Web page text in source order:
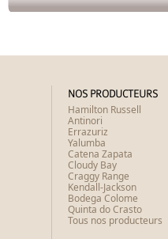
NOS PRODUCTEURS
Hamilton Russell
Antinori
Errazuriz
Yalumba
Catena Zapata
Cloudy Bay
Craggy Range
Kendall-Jackson
Bodega Colome
Quinta do Crasto
Tous nos producteurs